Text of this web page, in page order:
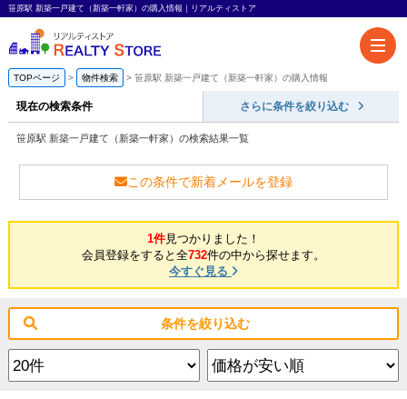
笹原駅 新築一戸建て（新築一軒家）の購入情報｜リアルティストア
TOPページ 物件検索 笹原駅 新築一戸建て（新築一軒家）の購入情報
現在の検索条件 さらに条件を絞り込む
笹原駅 新築一戸建て（新築一軒家）の検索結果一覧
この条件で新着メールを登録
1件見つかりました！
会員登録をすると全732件の中から探せます。
今すぐ見る
条件を絞り込む